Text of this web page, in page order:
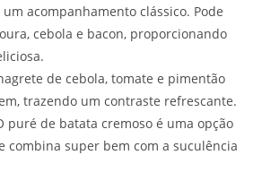
acompanhamento clássico. Pode
cebola e bacon, proporcionando
de cebola, tomate e pimentão
trazendo um contraste refrescante.
puré de batata cremoso é uma opção
combina super bem com a suculência